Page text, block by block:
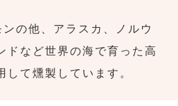
の他、アラスカ、ノルウ
ドなど世界の海で育った高
して燻製しています。